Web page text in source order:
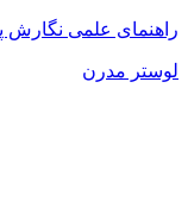
علمی نگارش
مدرن